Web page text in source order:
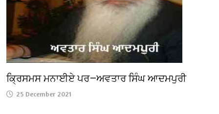
ਕ੍ਰਿਸਮਸ ਮਨਾਈਏ ਪਰ—ਅਵਤਾਰ ਸਿੰਘ ਆਦਮਪੁਰੀ
25 December 2021